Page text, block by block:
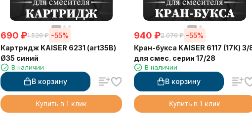
690 ₽1 520 ₽ -55%
Картридж KAISER 6231 (art35B)
Ø35 синий
В наличии
В корзину
Купить в 1 клик
940 ₽2 070 ₽ -55%
Кран-букса KAISER 6117 (17К) 3/
для смес. серии 17/28
В наличии
В корзину
Купить в 1 клик